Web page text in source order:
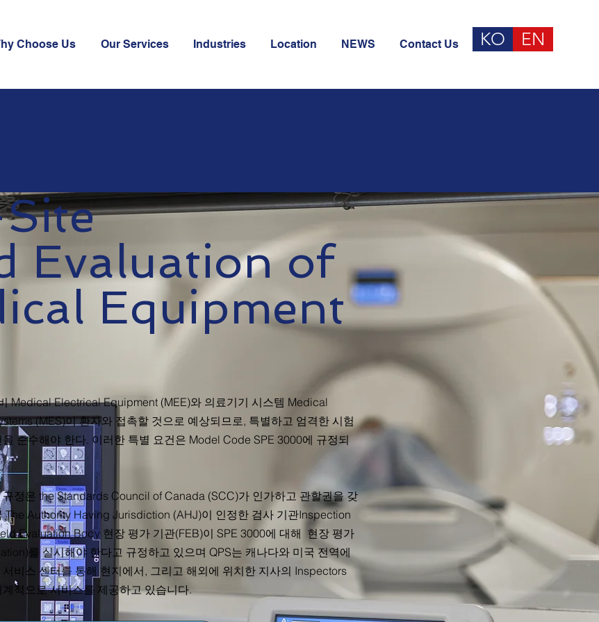
Choose Us Our Services Industries Location NEWS Contact Us KO EN
Evaluation of
Equipment
Medical Electrical Equipment (MEE)와 의료기기 시스템 Medical
(MES)이 환자와 접촉할 것으로 예상되므로, 특별하고 엄격한 시험
준수해야 한다. 이러한 특별 요건은 Model Code SPE 3000에 규정되
정은 the Standards Council of Canada (SCC)가 인가하고 관할권을 갖
The Authority Having Jurisdiction (AHJ)이 인정한 검사 기관Inspection
Evaluation Body 현장 평가 기관(FEB)이 SPE 3000에 대해 현장 평가
를 실시해야 한다고 규정하고 있으며 QPS는 캐나다와 미국 전역에
서비스 센터를 통해 현지에서, 그리고 해외에 위치한 지사의 Inspectors
계적으로 서비스를 제공하고 있습니다.